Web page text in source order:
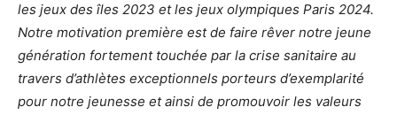
les jeux des îles 2023 et les jeux olympiques Paris 2024.
Notre motivation première est de faire rêver notre jeune
génération fortement touchée par la crise sanitaire au
travers d’athlètes exceptionnels porteurs d’exemplarité
pour notre jeunesse et ainsi de promouvoir les valeurs